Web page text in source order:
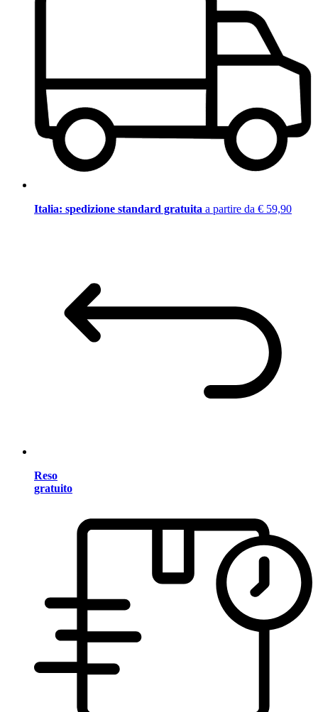
Italia: spedizione standard gratuita a partire da € 59,90
Reso
gratuito